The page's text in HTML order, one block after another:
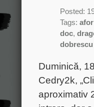
Posted:
Tags:
doc,
dobrescu
Duminică,
Cedry2k,
aproximativ